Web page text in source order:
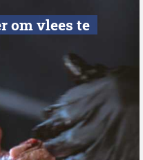
om vlees te